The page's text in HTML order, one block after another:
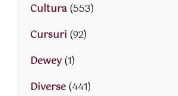
Cultura(553)
Cursuri (92)
Dewey(1)
Diverse(441)